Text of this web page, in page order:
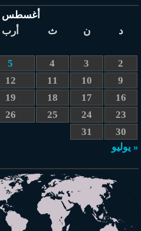
أغسطس 2026
د
ن ث أرب
2
3
4
5
9
10
11
12
16
17
18
19
23
24
25
26
30
31
« يوليو